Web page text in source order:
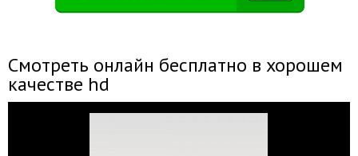
Смотреть онлайн бесплатно в хорошем
качестве hd